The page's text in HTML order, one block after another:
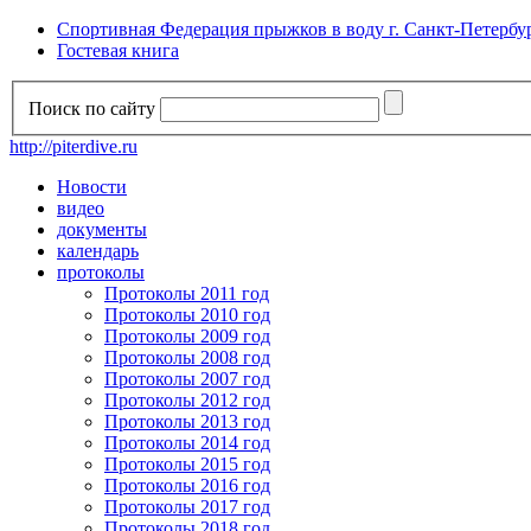
Спортивная Федерация прыжков в воду г. Санкт-
Гостевая книга
Поиск по сайту
http://piterdive.ru
Новости
видео
документы
календарь
протоколы
Протоколы 2011 год
Протоколы 2010 год
Протоколы 2009 год
Протоколы 2008 год
Протоколы 2007 год
Протоколы 2012 год
Протоколы 2013 год
Протоколы 2014 год
Протоколы 2015 год
Протоколы 2016 год
Протоколы 2017 год